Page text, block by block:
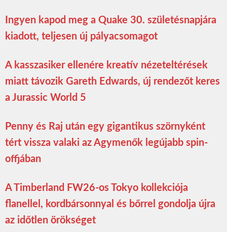
Ingyen kapod meg a Quake 30. születésnapjára
kiadott, teljesen új pályacsomagot
A kasszasiker ellenére kreatív nézeteltérések
miatt távozik Gareth Edwards, új rendezőt keres
a Jurassic World 5
Penny és Raj után egy gigantikus szörnyként
tért vissza valaki az Agymenők legújabb spin-
offjában
A Timberland FW26-os Tokyo kollekciója
flanellel, kordbársonnyal és bőrrel gondolja újra
az időtlen örökséget